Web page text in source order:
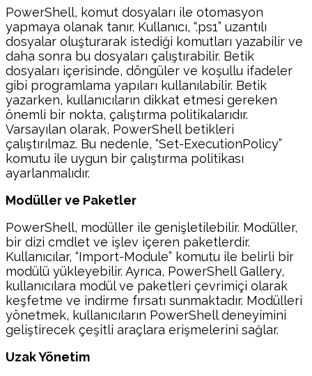
PowerShell, komut dosyaları ile otomasyon
yapmaya olanak tanır. Kullanıcı, “.ps1” uzantılı
dosyalar oluşturarak istediği komutları yazabilir ve
daha sonra bu dosyaları çalıştırabilir. Betik
dosyaları içerisinde, döngüler ve koşullu ifadeler
gibi programlama yapıları kullanılabilir. Betik
yazarken, kullanıcıların dikkat etmesi gereken
önemli bir nokta, çalıştırma politikalarıdır.
Varsayılan olarak, PowerShell betikleri
çalıştırılmaz. Bu nedenle, “Set-ExecutionPolicy”
komutu ile uygun bir çalıştırma politikası
ayarlanmalıdır.
Modüller ve Paketler
PowerShell, modüller ile genişletilebilir. Modüller,
bir dizi cmdlet ve işlev içeren paketlerdir.
Kullanıcılar, “Import-Module” komutu ile belirli bir
modülü yükleyebilir. Ayrıca, PowerShell Gallery,
kullanıcılara modül ve paketleri çevrimiçi olarak
keşfetme ve indirme fırsatı sunmaktadır. Modülleri
yönetmek, kullanıcıların PowerShell deneyimini
geliştirecek çeşitli araçlara erişmelerini sağlar.
Uzak Yönetim